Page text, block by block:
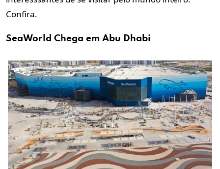
Confira.
SeaWorld Chega em Abu Dhabi